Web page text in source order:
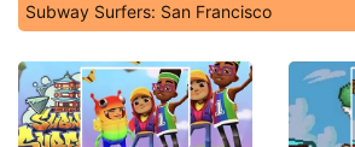
Subway Surfers: San Francisco